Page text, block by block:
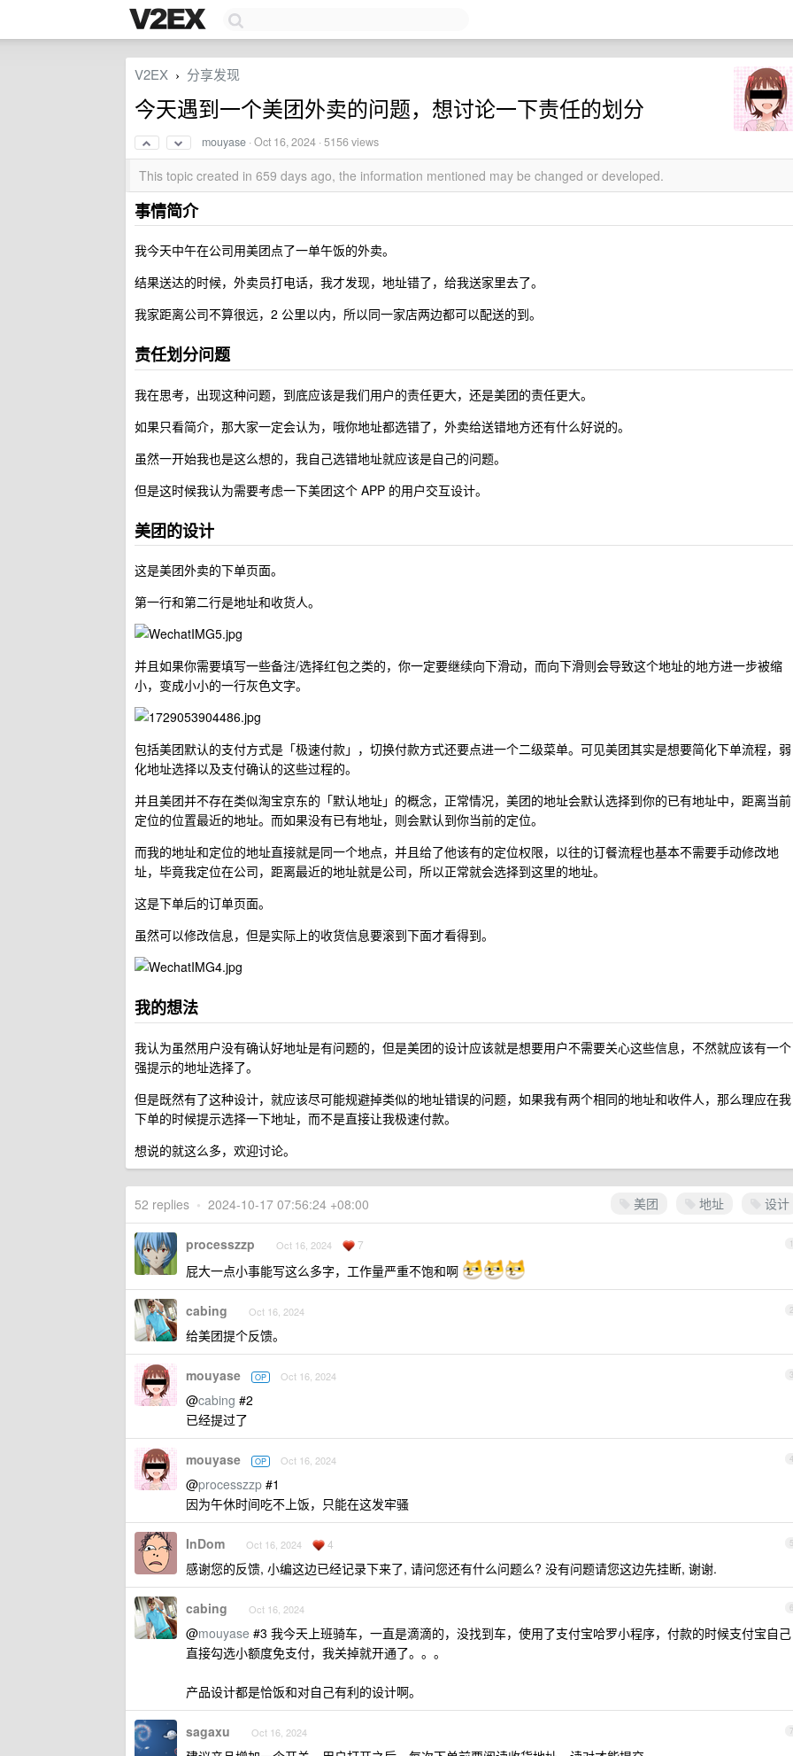
V2EX › 分享发现
今天遇到一个美团外卖的问题，想讨论一下责任的划分
mouyase ·Oct 16, 2024 · 5156 views
This topic created in 659 days ago, the information mentioned may be changed or developed.
事情简介
我今天中午在公司用美团点了一单午饭的外卖。
结果送达的时候，外卖员打电话，我才发现，地址错了，给我送家里去了。
我家距离公司不算很远，2 公里以内，所以同一家店两边都可以配送的到。
责任划分问题
我在思考，出现这种问题，到底应该是我们用户的责任更大，还是美团的责任更大。
如果只看简介，那大家一定会认为，哦你地址都选错了，外卖给送错地方还有什么好说的。
虽然一开始我也是这么想的，我自己选错地址就应该是自己的问题。
但是这时候我认为需要考虑一下美团这个 APP 的用户交互设计。
美团的设计
这是美团外卖的下单页面。
第一行和第二行是地址和收货人。
并且如果你需要填写一些备注/选择红包之类的，你一定要继续向下滑动，而向下滑则会导致这个地址的地方进一步被缩
小，变成小小的一行灰色文字。
包括美团默认的支付方式是「极速付款」，切换付款方式还要点进一个二级菜单。可见美团其实是想要简化下单流程，弱
化地址选择以及支付确认的这些过程的。
并且美团并不存在类似淘宝京东的「默认地址」的概念，正常情况，美团的地址会默认选择到你的已有地址中，距离当前
定位的位置最近的地址。而如果没有已有地址，则会默认到你当前的定位。
而我的地址和定位的地址直接就是同一个地点，并且给了他该有的定位权限，以往的订餐流程也基本不需要手动修改地
址，毕竟我定位在公司，距离最近的地址就是公司，所以正常就会选择到这里的地址。
这是下单后的订单页面。
虽然可以修改信息，但是实际上的收货信息要滚到下面才看得到。
我的想法
我认为虽然用户没有确认好地址是有问题的，但是美团的设计应该就是想要用户不需要关心这些信息，不然就应该有一个
强提示的地址选择了。
但是既然有了这种设计，就应该尽可能规避掉类似的地址错误的问题，如果我有两个相同的地址和收件人，那么理应在我
下单的时候提示选择一下地址，而不是直接让我极速付款。
想说的就这么多，欢迎讨论。
美团 地址 设计
52 replies • 2024-10-17 07:56:24 +08:00
1
processzzp Oct 16, 2024 7
屁大一点小事能写这么多字，工作量严重不饱和啊
2
cabing Oct 16, 2024
给美团提个反馈。
3
mouyase OP Oct 16, 2024
@cabing #2
已经提过了
4
mouyase OP Oct 16, 2024
@processzzp #1
因为午休时间吃不上饭，只能在这发牢骚
5
InDom Oct 16, 2024 4
感谢您的反馈, 小编这边已经记录下来了, 请问您还有什么问题么? 没有问题请您这边先挂断, 谢谢.
6
cabing Oct 16, 2024
@mouyase #3 我今天上班骑车，一直是滴滴的，没找到车，使用了支付宝哈罗小程序，付款的时候支付宝自己
直接勾选小额度免支付，我关掉就开通了。。。
产品设计都是恰饭和对自己有利的设计啊。
7
sagaxu Oct 16, 2024